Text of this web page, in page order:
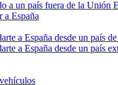
a un país fuera de la Unión
a España
a España desde un país
a España desde un país